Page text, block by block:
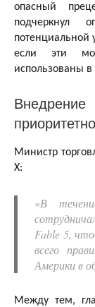
опасный
подчеркнул
потенциальной
если эти
использованы
Внедрение
Министр
X:
«В
Fable 5,
всего
Америки в
Между тем,